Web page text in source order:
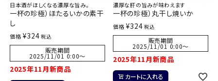
日本酒がほしくなる濃厚な旨み。
一杯の珍極）ほたるいかの素干
し
価格 ¥324 税込
販売期間
2025/11/01 0:00〜
2025年11月新商品
濃厚な肝の旨みが味わえます
一杯の珍極）丸干し焼いか
価格 ¥324 税込
販売期間
2025/11/01 0:00〜
2025年11月新商品
カートに入れる